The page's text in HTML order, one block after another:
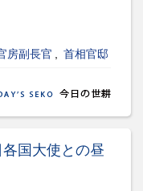
房副長官 首相官邸
国大使との昼